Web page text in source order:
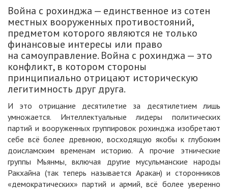
Война с рохинджа — единственное из сотен
местных вооруженных противостояний,
предметом которого являются не только
финансовые интересы или право
на самоуправление. Война с рохинджа — это
конфликт, в котором стороны
принципиально отрицают историческую
легитимность друг друга.
И это отрицание десятилетие за десятилетием лишь
умножается. Интеллектуальные лидеры политических
партий и вооруженных группировок рохинджа изобретают
себе всё более древнюю, восходящую якобы к глубоким
доисламским временам историю. А прочие этнические
группы Мьянмы, включая другие мусульманские народы
Ракхайна (так теперь называется Аракан) и сторонников
«демократических» партий и армий, всё более уверенно